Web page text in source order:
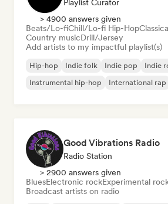
Playlist Curator
> 4900 answers given
Beats/Lo-fiChill/Lo-fi Hip-Hop
Country musicDrill/Jersey
Add artists to my impactful playlist(s)
Hip-hop Indie folk Indie pop Indie
Instrumental hip-hop
International rap
Good Vibrations Radio
Radio Station
> 2900 answers given
BluesElectronic rockExperimental
Broadcast artists on radio